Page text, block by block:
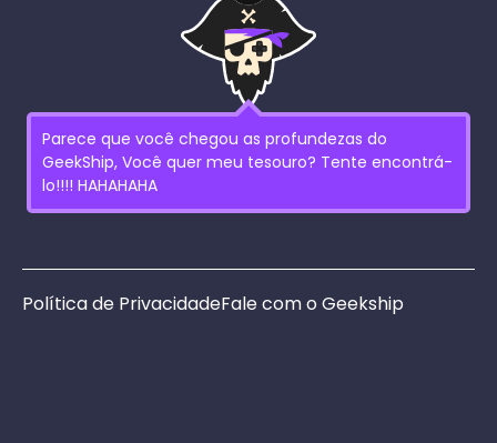
Parece que você chegou as profundezas do
GeekShip, Você quer meu tesouro? Tente encontrá-
lo!!!! HAHAHAHA
Política de PrivacidadeFale com o Geekship